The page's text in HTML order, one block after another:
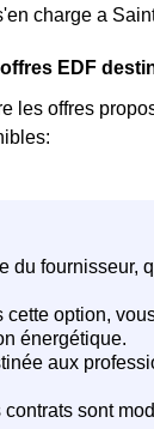
charge a
EDF
les offres